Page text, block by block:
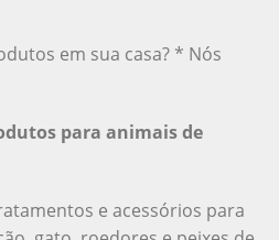
em sua casa? * Nós
para animais de
e acessórios para